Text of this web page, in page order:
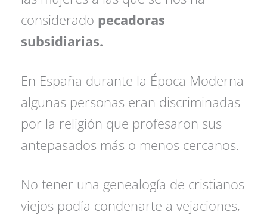
considerado pecadoras
subsidiarias.
En España durante la Época Moderna
algunas personas eran discriminadas
por la religión que profesaron sus
antepasados más o menos cercanos.
No tener una genealogía de cristianos
viejos podía condenarte a vejaciones,